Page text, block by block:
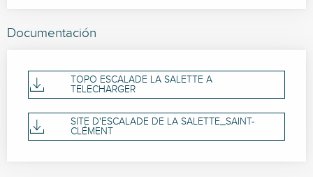
Documentación
TOPO ESCALADE LA SALETTE A
TELECHARGER
SITE D'ESCALADE DE LA SALETTE_SAINT-
CLÉMENT